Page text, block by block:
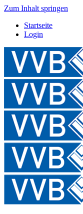
Zum Inhalt springen
Startseite
Login